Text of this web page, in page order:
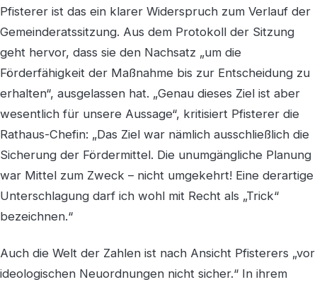
Pfisterer ist das ein klarer Widerspruch zum Verlauf der
Gemeinderatssitzung. Aus dem Protokoll der Sitzung
geht hervor, dass sie den Nachsatz „um die
Förderfähigkeit der Maßnahme bis zur Entscheidung zu
erhalten“, ausgelassen hat. „Genau dieses Ziel ist aber
wesentlich für unsere Aussage“, kritisiert Pfisterer die
Rathaus-Chefin: „Das Ziel war nämlich ausschließlich die
Sicherung der Fördermittel. Die unumgängliche Planung
war Mittel zum Zweck – nicht umgekehrt! Eine derartige
Unterschlagung darf ich wohl mit Recht als „Trick“
bezeichnen.“
Auch die Welt der Zahlen ist nach Ansicht Pfisterers „vor
ideologischen Neuordnungen nicht sicher.“ In ihrem